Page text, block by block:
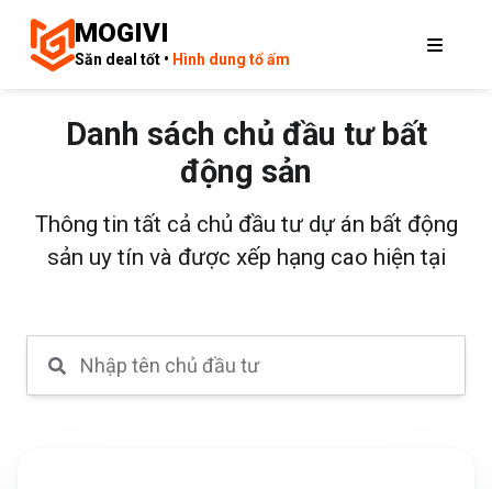
MOGIVI
Săn deal tốt • Hình dung tổ ấm
Danh sách chủ đầu tư bất
động sản
Thông tin tất cả chủ đầu tư dự án bất động
sản uy tín và được xếp hạng cao hiện tại